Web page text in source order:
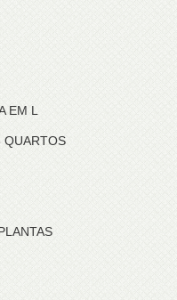
EM L
QUARTOS